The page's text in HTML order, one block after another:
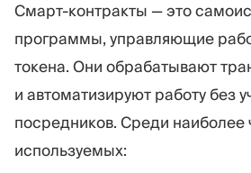
Смарт-контракты — это
программы, управляющие
токена. Они обрабатывают
и автоматизируют работу без
посредников. Среди наиболее
используемых: